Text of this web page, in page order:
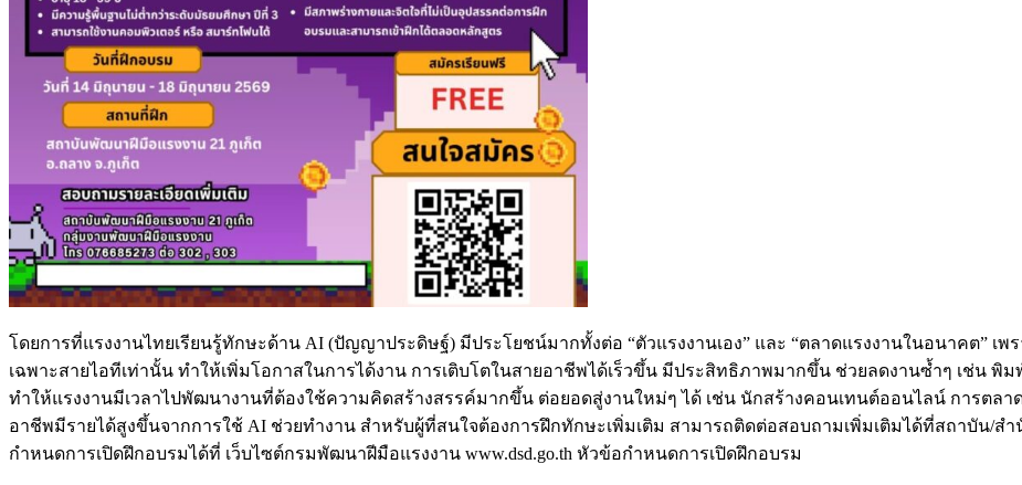
โดยการที่แรงงานไทยเรียนรู้ทักษะด้าน AI (ปัญญาประดิษฐ์) มีประโยชน์มากทั้งต่อ “ตัวแรงงานเอง” และ “ตลาดแรงงานในอนาคต” เ
เฉพาะสายไอทีเท่านั้น ทำให้เพิ่มโอกาสในการได้งาน การเติบโตในสายอาชีพได้เร็วขึ้น มีประสิทธิภาพมากขึ้น ช่วยลดงานซ้ำๆ เช่น
ทำให้แรงงานมีเวลาไปพัฒนางานที่ต้องใช้ความคิดสร้างสรรค์มากขึ้น ต่อยอดสู่งานใหม่ๆ ได้ เช่น นักสร้างคอนเทนต์ออนไลน์ การตล
อาชีพมีรายได้สูงขึ้นจากการใช้ AI ช่วยทำงาน สำหรับผู้ที่สนใจต้องการฝึกทักษะเพิ่มเติม สามารถติดต่อสอบถามเพิ่มเติมได้ที่สถาบัน/
กำหนดการเปิดฝึกอบรมได้ที่ เว็บไซต์กรมพัฒนาฝีมือแรงงาน www.dsd.go.th หัวข้อกำหนดการเปิดฝึกอบรม